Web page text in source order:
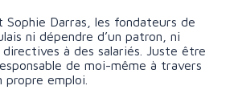
Sophie Darras, les fondateurs de
ni dépendre d’un patron, ni
à des salariés. Juste être
de moi-même à travers
emploi.